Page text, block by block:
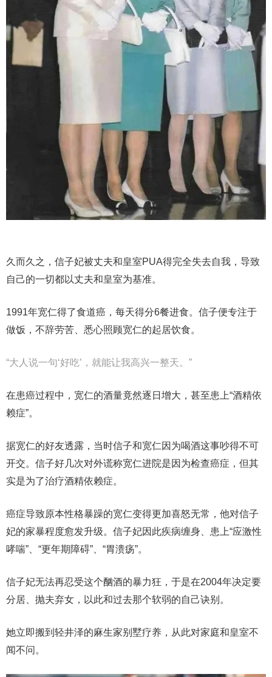
久而久之，信子妃被丈夫和皇室PUA得完全失去自我，导致
自己的一切都以丈夫和皇室为基准。
1991年宽仁得了食道癌，每天得分6餐进食。信子便专注于
做饭，不辞劳苦、悉心照顾宽仁的起居饮食。
“大人说一句‘好吃’，就能让我高兴一整天。”
在患癌过程中，宽仁的酒量竟然逐日增大，甚至患上“酒精依
赖症”。
据宽仁的好友透露，当时信子和宽仁因为喝酒这事吵得不可
开交。信子好几次对外谎称宽仁进院是因为检查癌症，但其
实是为了治疗酒精依赖症。
癌症导致原本性格暴躁的宽仁变得更加喜怒无常，他对信子
妃的家暴程度愈发升级。信子妃因此疾病缠身、患上“应激性
哮喘”、“更年期障碍”、“胃溃疡”。
信子妃无法再忍受这个酗酒的暴力狂，于是在2004年决定要
分居、抛夫弃女，以此和过去那个软弱的自己诀别。
她立即搬到轻井泽的麻生家别墅疗养，从此对家庭和皇室不
闻不问。